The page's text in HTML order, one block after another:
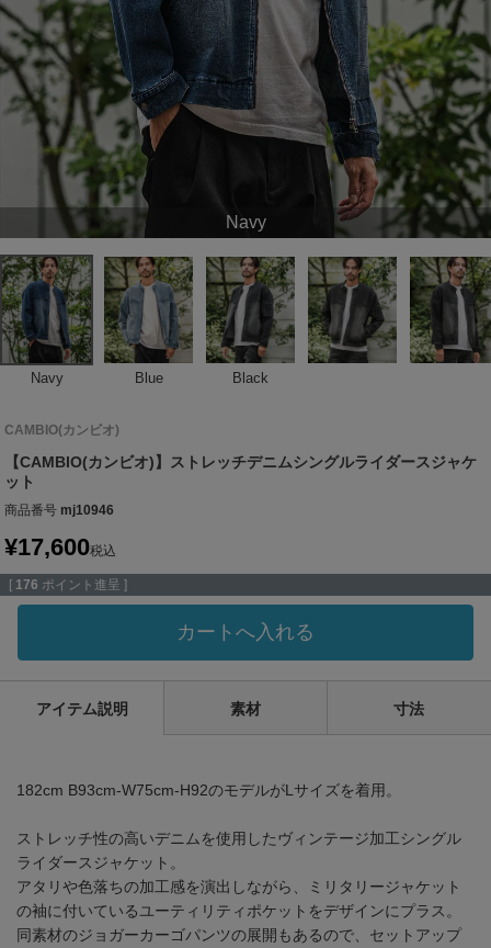
Navy
Navy Blue Black
CAMBIO(カンビオ)
【CAMBIO(カンビオ)】ストレッチデニムシングルライダースジャケ
ット
商品番号 mj10946
¥17,600税込
[ 176 ポイント進呈 ]
カートへ入れる
アイテム説明 素材 寸法
182cm B93cm-W75cm-H92のモデルがLサイズを着用。
ストレッチ性の高いデニムを使用したヴィンテージ加工シングル
ライダースジャケット。
アタリや色落ちの加工感を演出しながら、ミリタリージャケット
の袖に付いているユーティリティポケットをデザインにプラス。
同素材のジョガーカーゴパンツの展開もあるので、セットアップ